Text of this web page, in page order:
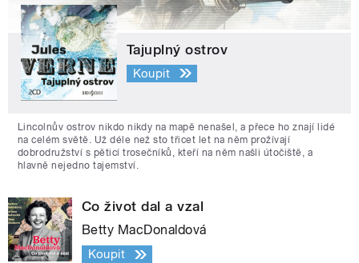
Tajuplný ostrov
Koupit
Lincolnův ostrov nikdo nikdy na mapě nenašel, a přece ho znají lidé
na celém světě. Už déle než sto třicet let na něm prožívají
dobrodružství s pěticí trosečníků, kteří na něm našli útočiště, a
hlavně nejedno tajemství.
Co život dal a vzal
Betty MacDonaldová
Koupit